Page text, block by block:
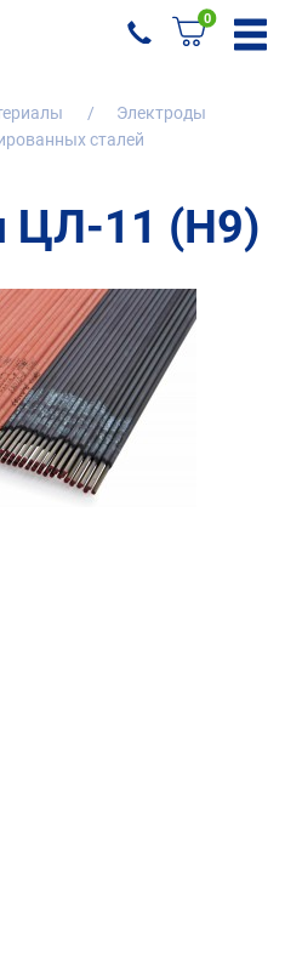
0
Электроды
сталей
ЦЛ-11 (Н9)